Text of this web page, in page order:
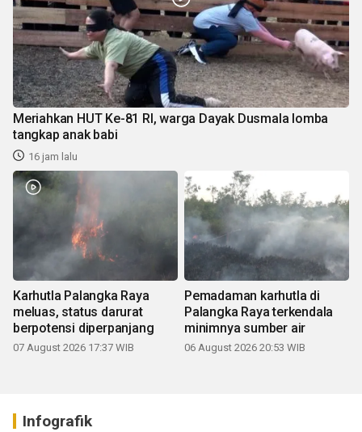
Meriahkan HUT Ke-81 RI, warga Dayak Dusmala lomba
tangkap anak babi
16 jam lalu
Karhutla Palangka Raya
meluas, status darurat
berpotensi diperpanjang
07 August 2026 17:37 WIB
Pemadaman karhutla di
Palangka Raya terkendala
minimnya sumber air
06 August 2026 20:53 WIB
Infografik